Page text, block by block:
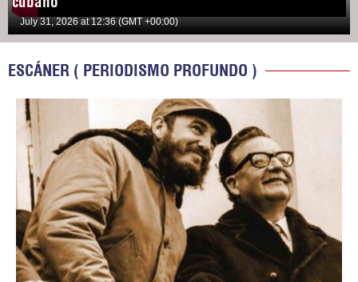
July 31, 2026 at 12:36 (GMT +00:00)
ESCÁNER ( PERIODISMO PROFUNDO )